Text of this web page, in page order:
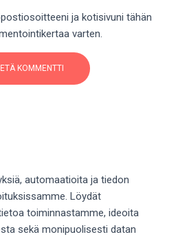
ja kotisivuni tähän
varten.
automaatioita ja tiedon
Löydät
toiminnastamme, ideoita
sekä monipuolisesti datan